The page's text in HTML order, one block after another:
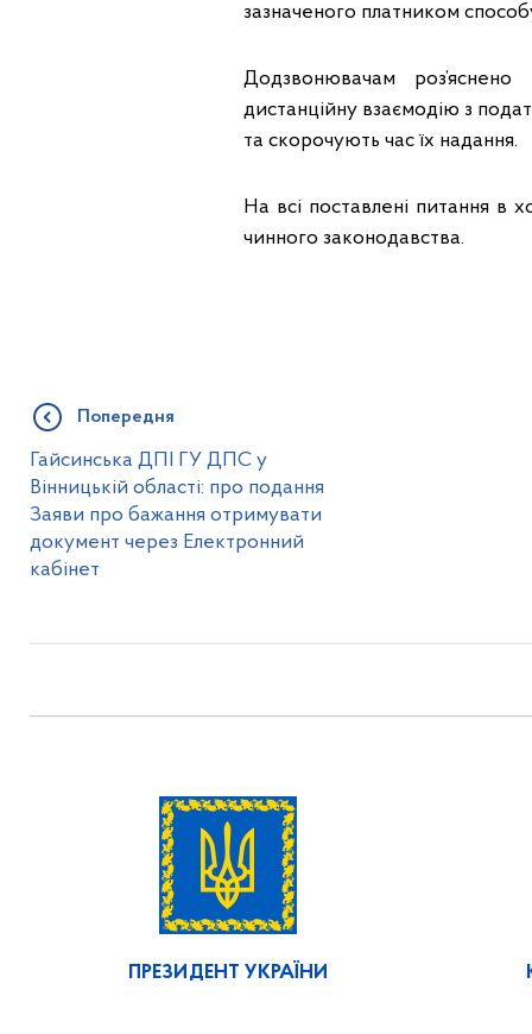
зазначеного платником
Додзвонювачам
дистанційну взаємодію з
та скорочують час їх надання.
На всі поставлені питання в
чинного законодавства.
Попередня
Гайсинська ДПІ ГУ ДПС у
Вінницькій області: про подання
Заяви про бажання отримувати
документ через Електронний
кабінет
ПРЕЗИДЕНТ УКРАЇНИ